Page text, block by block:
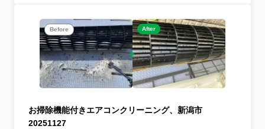
Before After
お掃除機能付きエアコンクリーニング、新潟市
20251127